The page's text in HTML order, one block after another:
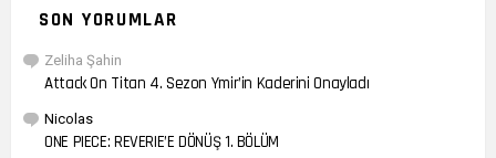
SON YORUMLAR
Zeliha Şahin
Attack On Titan 4. Sezon Ymir’in Kaderini Onayladı
Nicolas
ONE PIECE: REVERIE’E DÖNÜŞ 1. BÖLÜM